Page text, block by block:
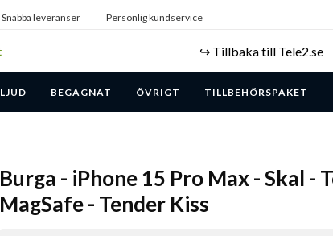
Snabba leveranser Personlig kundservice
↪️ Tillbaka till Tele2.se
LJUD BEGAGNAT ÖVRIGT TILLBEHÖRSPAKET
Burga - iPhone 15 Pro Max - Skal -
MagSafe - Tender Kiss